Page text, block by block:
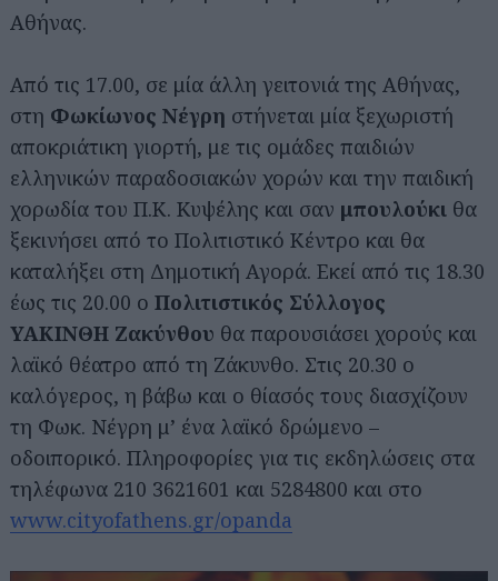
Αθήνας.
Από τις 17.00, σε μία άλλη γειτονιά της Αθήνας,
στη Φωκίωνος Νέγρη στήνεται μία ξεχωριστή
αποκριάτικη γιορτή, με τις ομάδες παιδιών
ελληνικών παραδοσιακών χορών και την παιδική
χορωδία του Π.Κ. Κυψέλης και σαν μπουλούκι θα
ξεκινήσει από το Πολιτιστικό Κέντρο και θα
καταλήξει στη Δημοτική Αγορά. Εκεί από τις 18.30
έως τις 20.00 ο Πολιτιστικός Σύλλογος
ΥΑΚΙΝΘΗ Ζακύνθου θα παρουσιάσει χορούς και
λαϊκό θέατρο από τη Ζάκυνθο. Στις 20.30 ο
καλόγερος, η βάβω και ο θίασός τους διασχίζουν
τη Φωκ. Νέγρη μ’ ένα λαϊκό δρώμενο –
οδοιπορικό. Πληροφορίες για τις εκδηλώσεις στα
τηλέφωνα 210 3621601 και 5284800 και στο
www.cityofathens.gr/opanda